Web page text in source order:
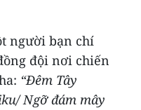
người bạn chí
đội nơi chiến
“Đêm Tây
Ngỡ đám mây